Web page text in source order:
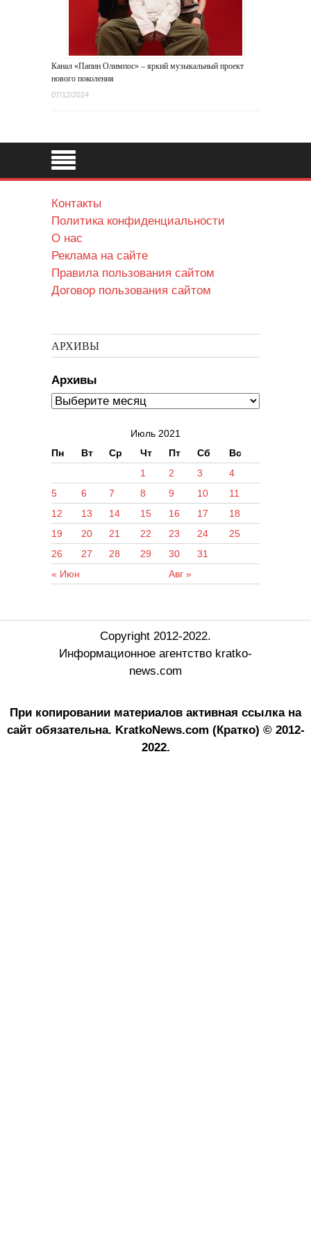
Канал «Папин Олимпос» – яркий музыкальный проект
нового поколения
07/12/2024
Контакты
Политика конфиденциальности
О нас
Реклама на сайте
Правила пользования сайтом
Договор пользования сайтом
АРХИВЫ
Архивы
Июль 2021
Пн
Вт Ср Чт Пт Сб Вс
« Июн Авг »
1 2 3
4
5
6 7 8 9 10
11
12
13 14 15 16 17
18
19
20 21 22 23 24
25
26
27 28 29 30 31
Copyright 2012-2022.
Информационное агентство kratko-
news.com
При копировании материалов активная ссылка на
сайт обязательна. KratkoNews.com (Кратко) © 2012-
2022.